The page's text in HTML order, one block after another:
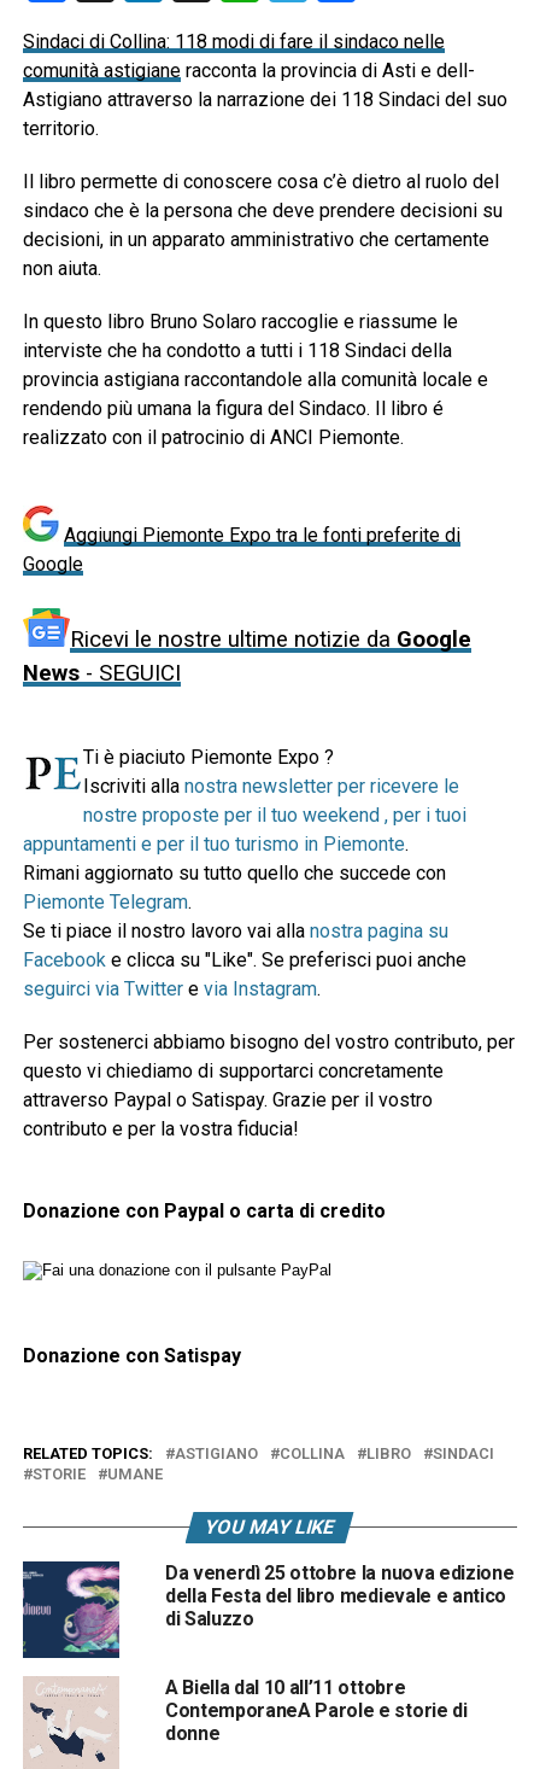
Sindaci di Collina: 118 modi di fare il sindaco nelle
comunità astigianeracconta la provincia di Asti e dell-
Astigiano attraverso la narrazione dei 118 Sindaci del suo
territorio.
Il libro permette di conoscere cosa c’è dietro al ruolo del
sindaco che è la persona che deve prendere decisioni su
decisioni, in un apparato amministrativo che certamente
non aiuta.
In questo libro Bruno Solaro raccoglie e riassume le
interviste che ha condotto a tutti i 118 Sindaci della
provincia astigiana raccontandole alla comunità locale e
rendendo più umana la figura del Sindaco. Il libro é
realizzato con il patrocinio di ANCI Piemonte.
Aggiungi Piemonte Expo tra le fonti preferite di
Google
Ricevi le nostre ultime notizie da Google
News- SEGUICI
Ti è piaciuto Piemonte Expo ?
Iscriviti alla nostra newsletter per ricevere le
nostre proposte per il tuo weekend , per i tuoi
appuntamenti e per il tuo turismo in Piemonte.
Rimani aggiornato su tutto quello che succede con
Piemonte Telegram.
Se ti piace il nostro lavoro vai alla nostra pagina su
Facebooke clicca su "Like". Se preferisci puoi anche
seguirci via Twittere via Instagram.
Per sostenerci abbiamo bisogno del vostro contributo, per
questo vi chiediamo di supportarci concretamente
attraverso Paypal o Satispay. Grazie per il vostro
contributo e per la vostra fiducia!
Donazione con Paypal o carta di credito
Donazione con Satispay
RELATED TOPICS: ASTIGIANO COLLINA LIBRO
SINDACI
STORIE
UMANE
YOU MAY LIKE
Da venerdì 25 ottobre la nuova edizione
della Festa del libro medievale e antico
di Saluzzo
A Biella dal 10 all’11 ottobre
ContemporaneA Parole e storie di
donne